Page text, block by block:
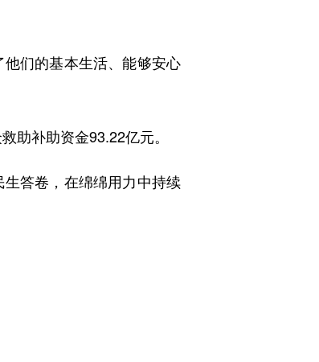
们的基本生活、能够安心
助补助资金93.22亿元。
答卷，在绵绵用力中持续